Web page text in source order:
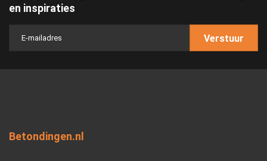
en inspiraties
Verstuur
Betondingen.nl